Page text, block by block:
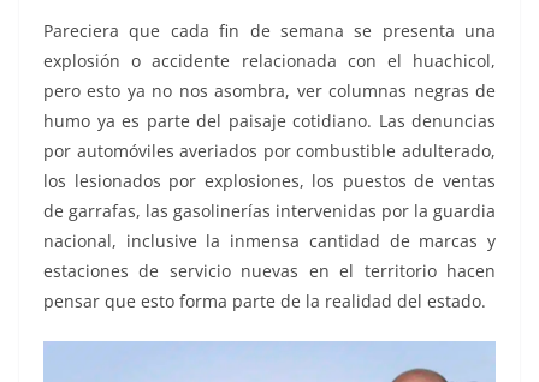
Pareciera que cada fin de semana se presenta una
explosión o accidente relacionada con el huachicol,
pero esto ya no nos asombra, ver columnas negras de
humo ya es parte del paisaje cotidiano. Las denuncias
por automóviles averiados por combustible adulterado,
los lesionados por explosiones, los puestos de ventas
de garrafas, las gasolinerías intervenidas por la guardia
nacional, inclusive la inmensa cantidad de marcas y
estaciones de servicio nuevas en el territorio hacen
pensar que esto forma parte de la realidad del estado.